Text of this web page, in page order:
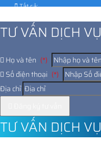
Tất cả:
TƯ VẤN DỊCH VỤ
Họ và tên (*)
Số điện thoại (*)
Địa chỉ
TƯ VẤN DỊCH VỤ